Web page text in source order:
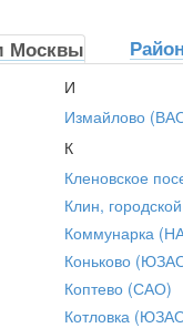
Москвы
И
Измайлово
К
Кленовское
Клин,
Коммунарка
Коньково
Коптево (САО)
Котловка